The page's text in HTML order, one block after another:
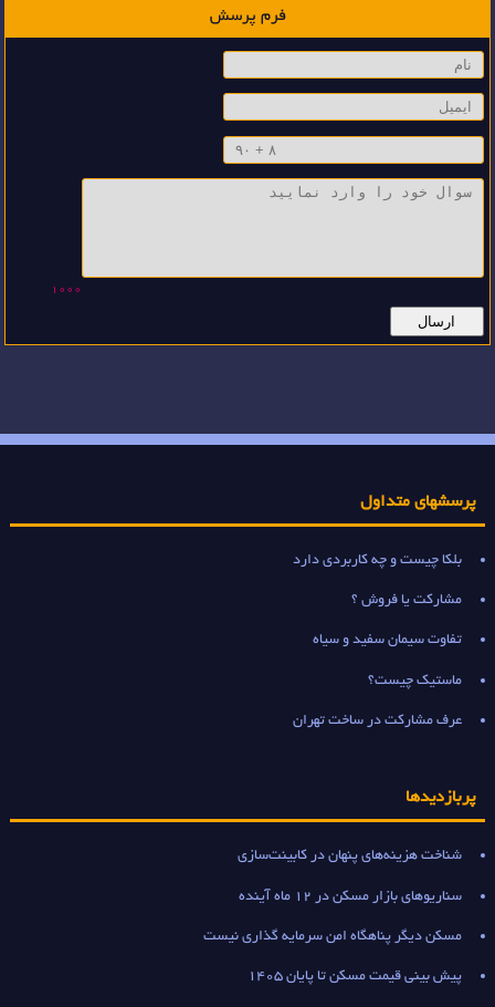
فرم پرسش
1000
پرسشهای متداول
بلکا چیست و چه کاربردی دارد
مشارکت یا فروش ؟
تفاوت سیمان سفید و سیاه
ماستیک چیست؟
عرف مشارکت در ساخت تهران
پربازدیدها
شناخت هزینه‌های پنهان در کابینت‌سازی
سناریوهای بازار مسکن در 12 ماه آینده
مسکن دیگر پناهگاه امن سرمایه گذاری نیست
پیش بینی قیمت مسکن تا پایان 1405